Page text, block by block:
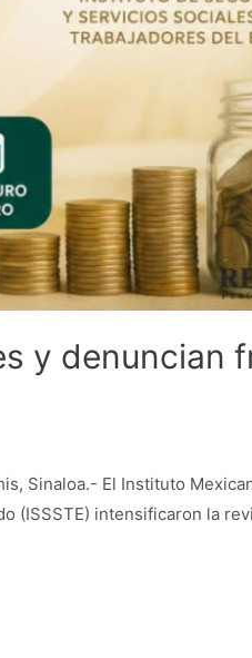
y denuncian
Sinaloa.- El Instituto
(ISSSTE) intensificaron la